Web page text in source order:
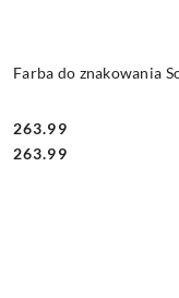
Farba do znakowania
Cena:
263.99
Cena:
263.99